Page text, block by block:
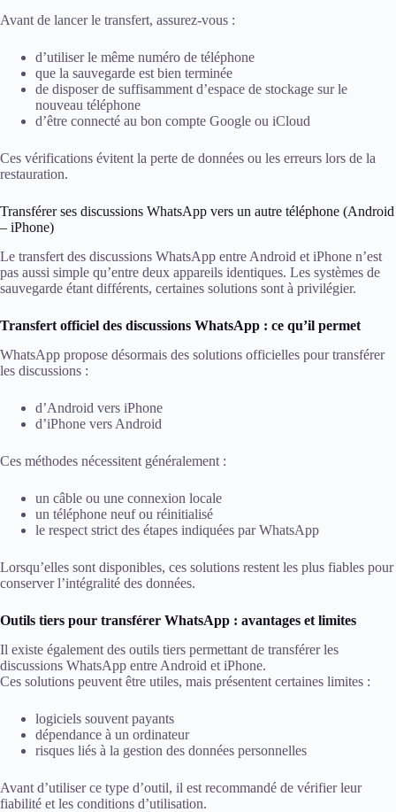
Avant de lancer le transfert, assurez-vous :
d’utiliser le même numéro de téléphone
que la sauvegarde est bien terminée
de disposer de suffisamment d’espace de stockage sur le
nouveau téléphone
d’être connecté au bon compte Google ou iCloud
Ces vérifications évitent la perte de données ou les erreurs lors de la
restauration.
Transférer ses discussions WhatsApp vers un autre téléphone (Android
– iPhone)
Le transfert des discussions WhatsApp entre Android et iPhone n’est
pas aussi simple qu’entre deux appareils identiques. Les systèmes de
sauvegarde étant différents, certaines solutions sont à privilégier.
Transfert officiel des discussions WhatsApp : ce qu’il permet
WhatsApp propose désormais des solutions officielles pour transférer
les discussions :
d’Android vers iPhone
d’iPhone vers Android
Ces méthodes nécessitent généralement :
un câble ou une connexion locale
un téléphone neuf ou réinitialisé
le respect strict des étapes indiquées par WhatsApp
Lorsqu’elles sont disponibles, ces solutions restent les plus fiables pour
conserver l’intégralité des données.
Outils tiers pour transférer WhatsApp : avantages et limites
Il existe également des outils tiers permettant de transférer les
discussions WhatsApp entre Android et iPhone.
Ces solutions peuvent être utiles, mais présentent certaines limites :
logiciels souvent payants
dépendance à un ordinateur
risques liés à la gestion des données personnelles
Avant d’utiliser ce type d’outil, il est recommandé de vérifier leur
fiabilité et les conditions d’utilisation.